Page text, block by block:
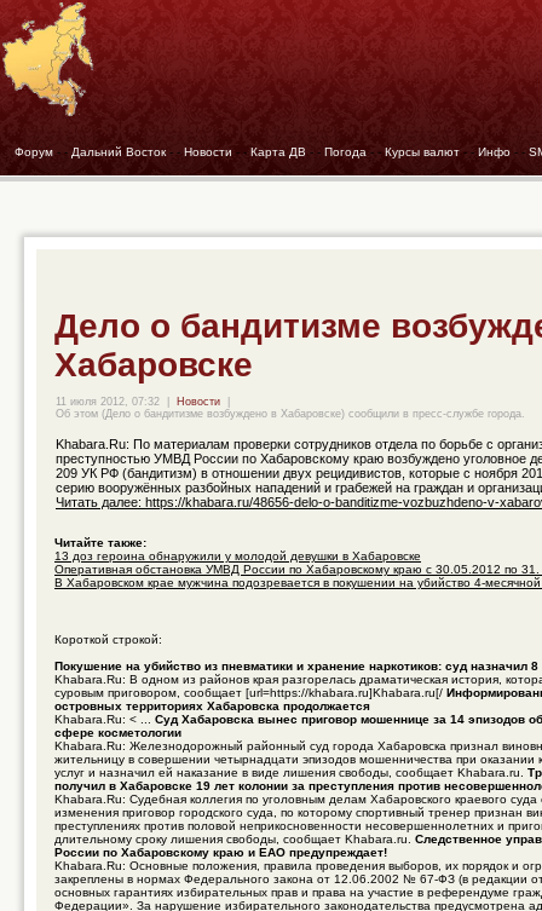
Форум - - Дальний Восток - - Новости - - Карта ДВ - - Погода - - Курсы валют - - Инфо - -
Дело о бандитизме
Хабаровске
11 июля 2012, 07:32 Новости
Об этом (Дело о бандитизме возбуждено в Хабаровске) сообщили в пресс-службе города.
Khabara.Ru: По материалам проверки сотрудников отдела по борьбе с
преступностью УМВД России по Хабаровскому краю возбуждено уголовное
209 УК РФ (бандитизм) в отношении двух рецидивистов, которые с ноября
серию вооружённых разбойных нападений и грабежей на граждан и
Читать далее: https://khabara.ru/48656-delo-o-banditizme-vozbuzhdeno-v-
Читайте также:
13 доз героина обнаружили у молодой девушки в Хабаровске
Оперативная обстановка УМВД России по Хабаровскому краю с 30.05.2012 по 31.
В Хабаровском крае мужчина подозревается в покушении на убийство 4-
Короткой строкой:
Покушение на убийство из пневматики и хранение наркотиков: суд назначил 8
Khabara.Ru: В одном из районов края разгорелась драматическая история,
суровым приговором, сообщает [url=https://khabara.ru]Khabara.ru[/
островных территориях Хабаровска продолжается
Khabara.Ru: < ... Суд Хабаровска вынес приговор мошеннице за 14 эпизодов
сфере косметологии
Khabara.Ru: Железнодорожный районный суд города Хабаровска признал
жительницу в совершении четырнадцати эпизодов мошенничества при оказании
услуг и назначил ей наказание в виде лишения свободы, сообщает Khabara.ru.
получил в Хабаровске 19 лет колонии за преступления против
Khabara.Ru: Судебная коллегия по уголовным делам Хабаровского краевого суда
изменения приговор городского суда, по которому спортивный тренер признан
преступлениях против половой неприкосновенности несовершеннолетних и
длительному сроку лишения свободы, сообщает Khabara.ru. Следственное
России по Хабаровскому краю и ЕАО предупреждает!
Khabara.Ru: Основные положения, правила проведения выборов, их порядок и
закреплены в нормах Федерального закона от 12.06.2002 № 67-ФЗ (в редакции
основных гарантиях избирательных прав и права на участие в референдуме
Федерации». За нарушение избирательного законодательства предусмотрена